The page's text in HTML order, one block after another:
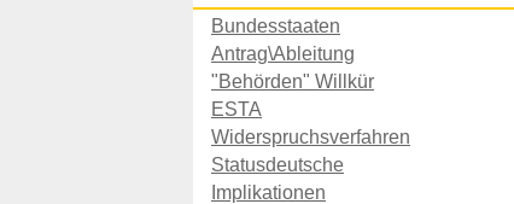
Bundesstaaten
Antrag\Ableitung
"Behörden" Willkür
ESTA
Widerspruchsverfahren
Statusdeutsche
Implikationen